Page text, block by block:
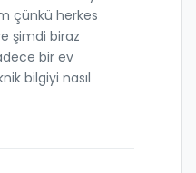
çünkü herkes
şimdi biraz
bir ev
bilgiyi nasıl